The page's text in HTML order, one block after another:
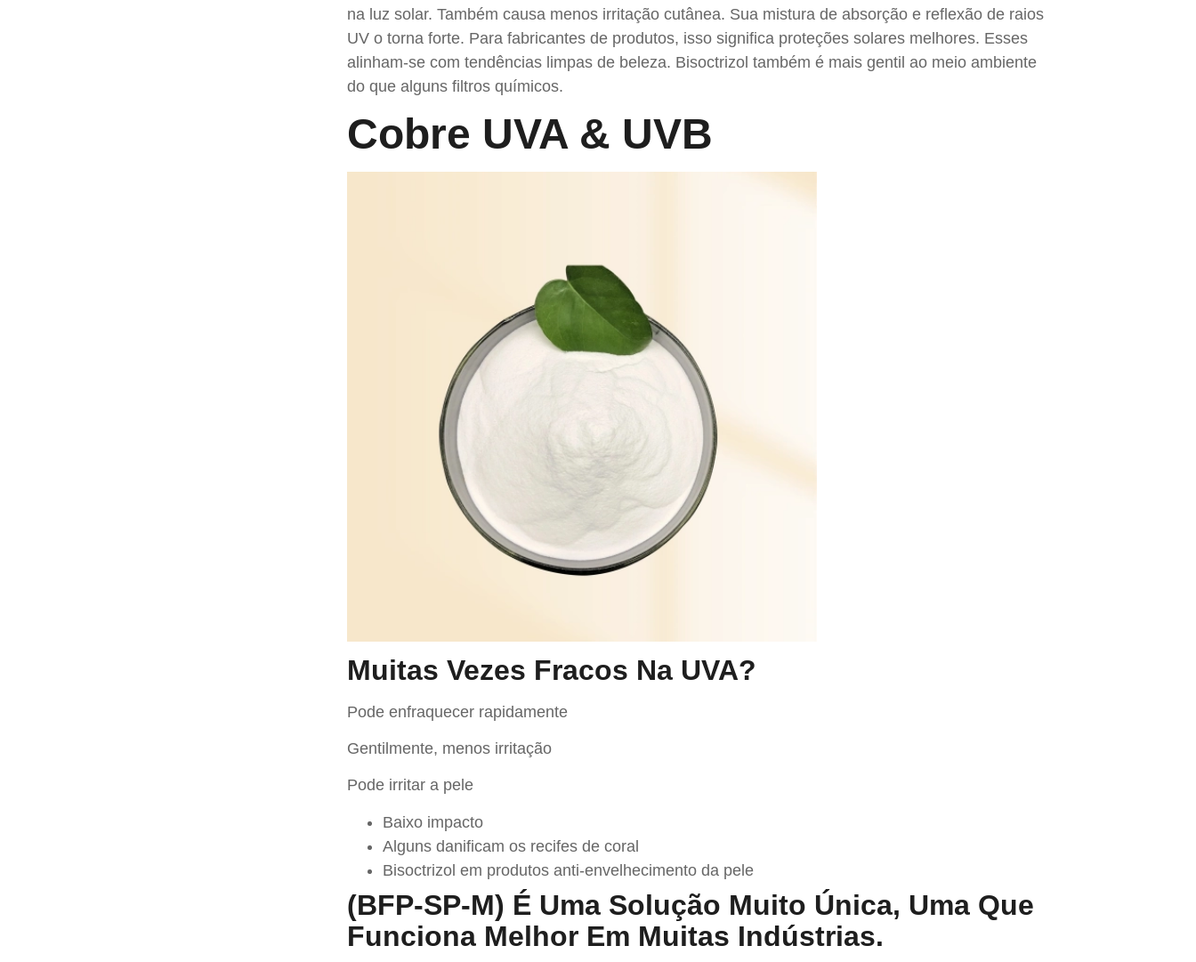
na luz solar. Também causa menos irritação cutânea. Sua mistura de absorção e reflexão de raios
UV o torna forte. Para fabricantes de produtos, isso significa proteções solares melhores. Esses
alinham-se com tendências limpas de beleza. Bisoctrizol também é mais gentil ao meio ambiente
do que alguns filtros químicos.
Cobre UVA & UVB
Muitas Vezes Fracos Na UVA?
Pode enfraquecer rapidamente
Gentilmente, menos irritação
Pode irritar a pele
Baixo impacto
Alguns danificam os recifes de coral
Bisoctrizol em produtos anti-envelhecimento da pele
(BFP-SP-M) É Uma Solução Muito Única, Uma Que
Funciona Melhor Em Muitas Indústrias.